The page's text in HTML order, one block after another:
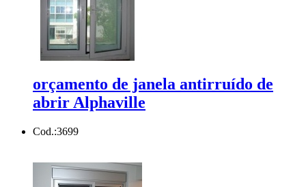
orçamento de janela antirruído de
abrir Alphaville
Cod.:3699